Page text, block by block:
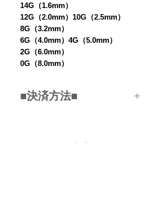
14G（1.6mm）
12G（2.0mm）10G（2.5mm）
8G（3.2mm）
6G（4.0mm）4G（5.0mm）
2G（6.0mm）
0G（8.0mm）
■決済方法■
関連商品